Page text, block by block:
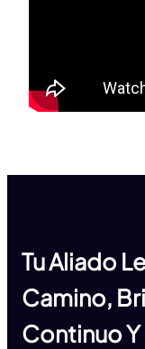
Tu Aliado
Camino,
Continuo